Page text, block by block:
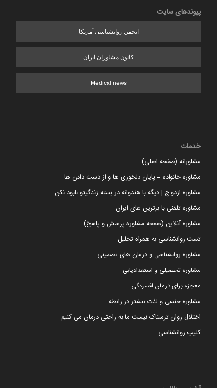
پیوندهای سایت
انجمن روانشناسی آمریکا
کانون مشاوران ایران
Medical news
خدمات
مشاورانه (صفحه اصلی)
مشاوره خانواده = پایان دلخوری ها و از دست دادن ها
مشاوره ازدواج | دیگه با هندوانه در بسته زندگیتو نابود نکن
مشاوره تلفنی با برترین های ایران
مشاوره آنلاین (صفحه مشاوره پرسش و پاسخ)
تست روانشناسی به همراه تحلیل
مشاوره روانشناسی و درمان های تضمینی
مشاوره تحصیلی و استعدادیابی
معجزه برای درمان افسردگی
مشاوره جنسی و لذت بیشتر در رابطه
اختلال روان ترسناک نیست ما به راحتی درمان می کنیم
کلیپ روانشناسی